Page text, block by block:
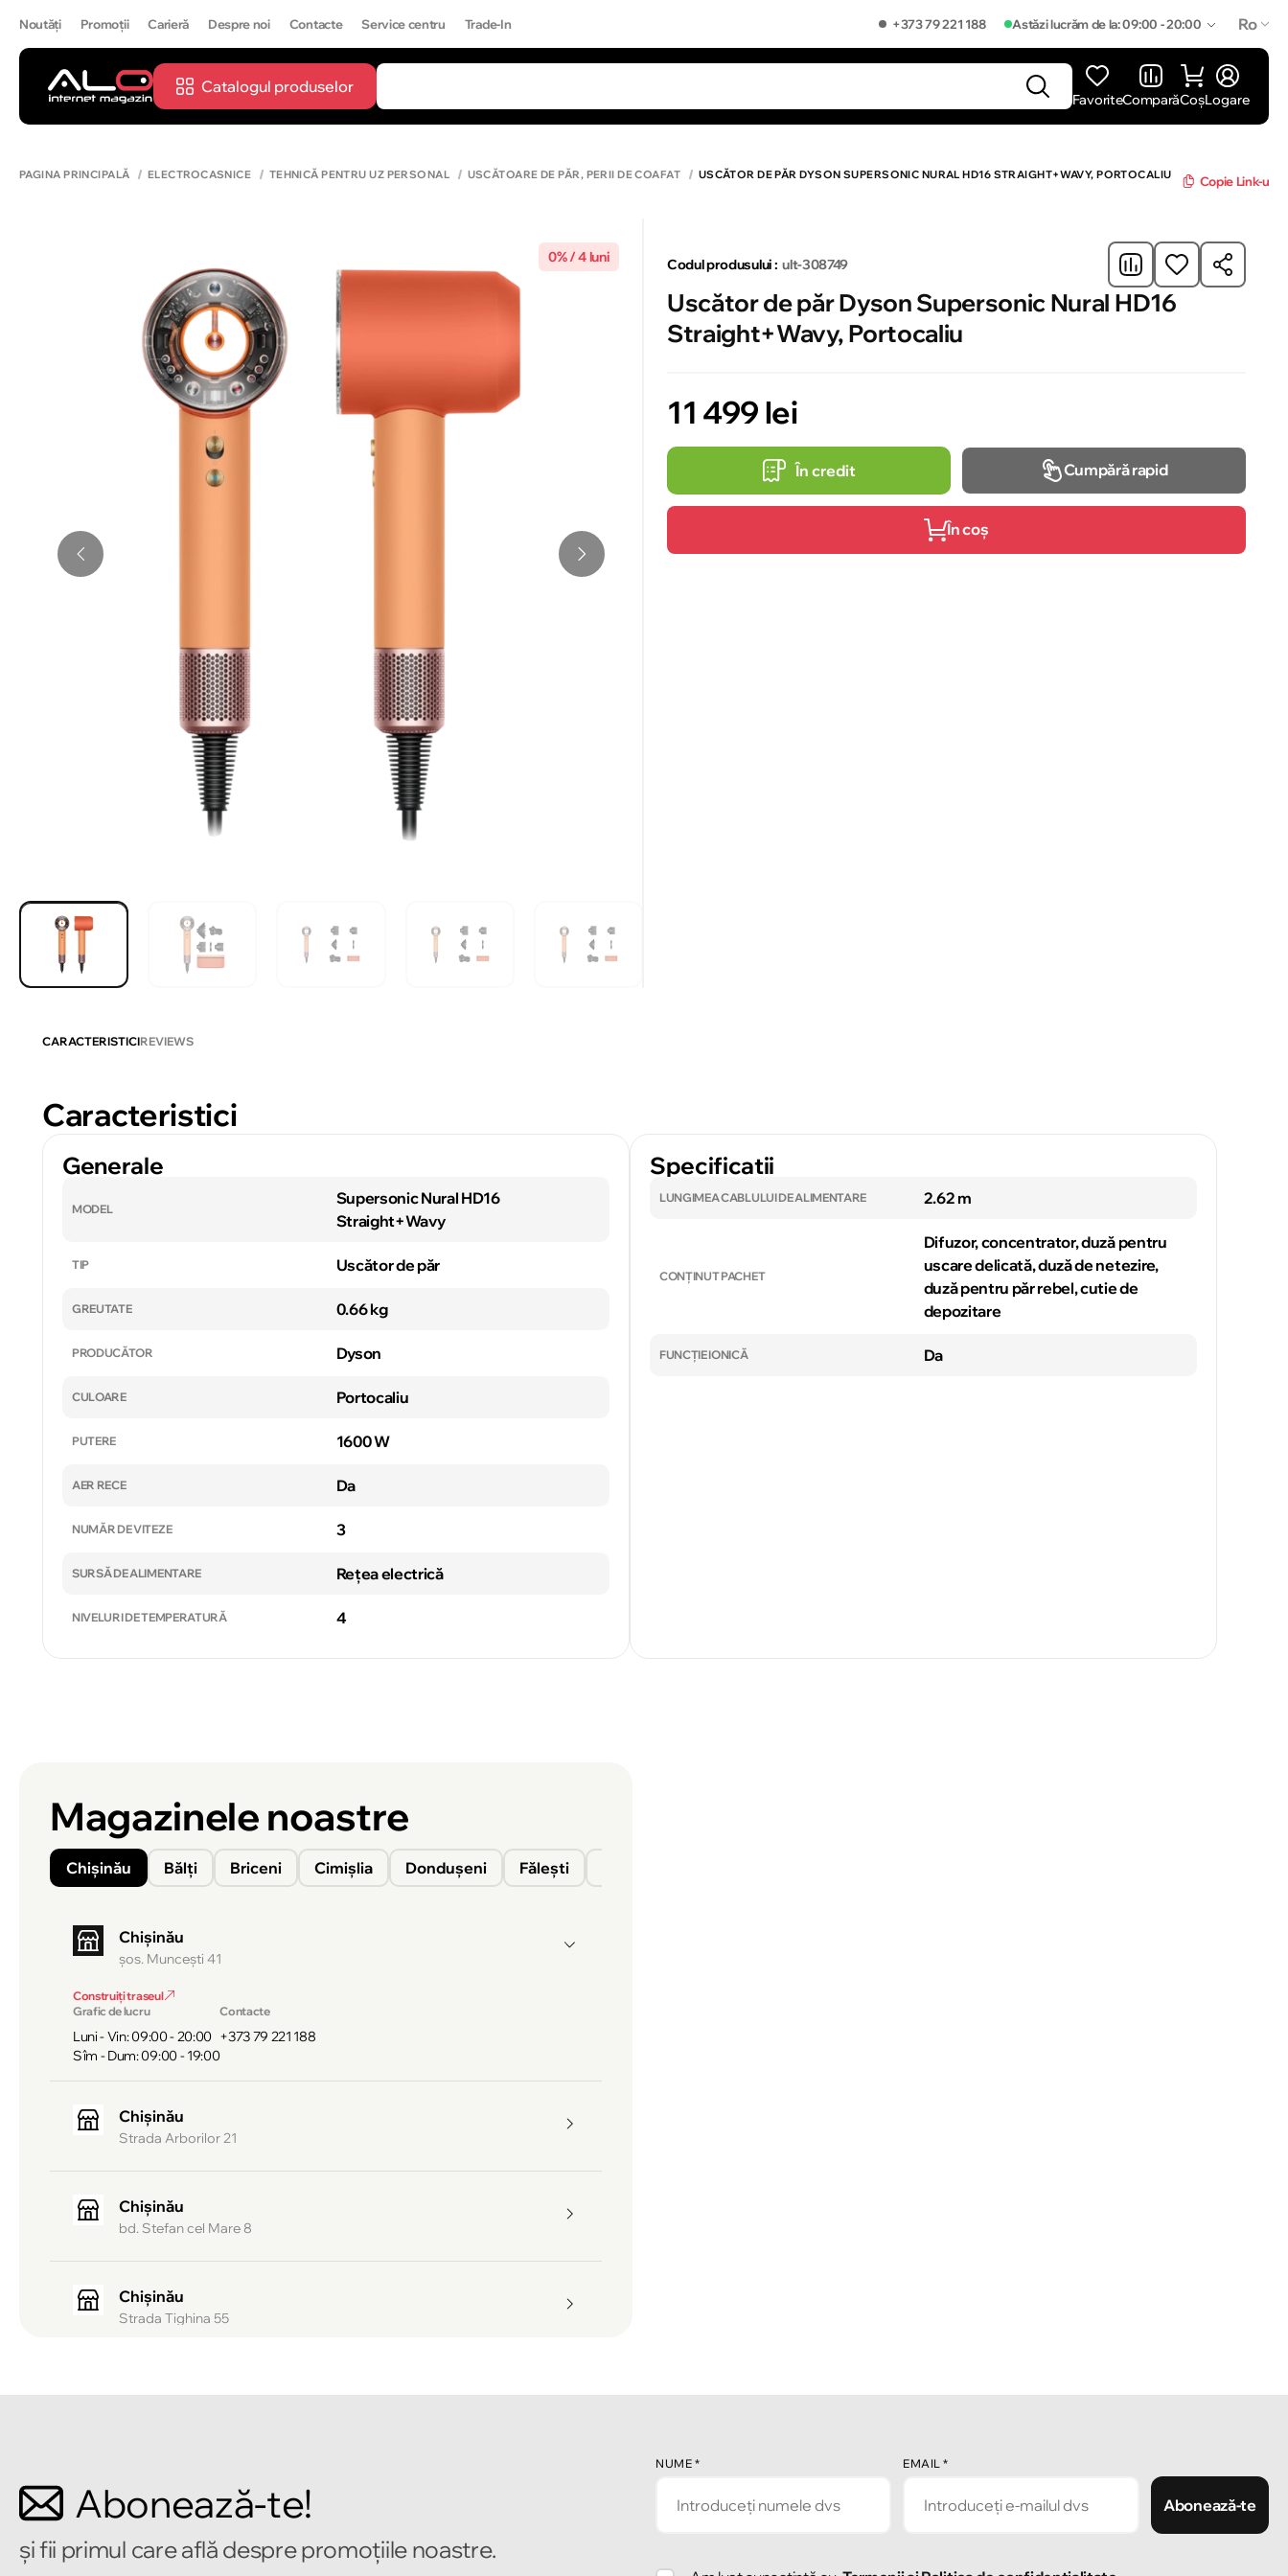
Noutăți Promoții Carieră Despre noi Contacte Service centru Trade-In +373 79 221 188 Astăzi lucrăm de la: 09:00 - 20:00 Ro
Catalogul produselor
FavoriteComparăCoșLogare
PAGINA PRINCIPALĂ ELECTROCASNICE TEHNICĂ PENTRU UZ PERSONAL USCĂTOARE DE PĂR, PERII DE COAFAT USCĂTOR DE PĂR DYSON SUPERSONIC NURAL HD16 STRAIGHT+WAVY, PORTOCALIU Copie Link-ul
0% / 4 luni Codul produsului : ult-308749
Uscător de păr Dyson Supersonic Nural HD16
Straight+Wavy, Portocaliu
11 499 lei
În credit Cumpără rapid
În coș
CARACTERISTICIREVIEWS
Caracteristici
Generale
MODEL
Supersonic Nural HD16
Straight+Wavy
TIP Uscător de păr
GREUTATE 0.66 kg
PRODUCĂTOR Dyson
CULOARE Portocaliu
PUTERE 1600 W
AER RECE Da
NUMĂR DE VITEZE 3
SURSĂ DE ALIMENTARE Rețea electrică
NIVELURI DE TEMPERATURĂ 4
Specificatii
LUNGIMEA CABLULUI DE ALIMENTARE 2.62 m
CONȚINUT PACHET
Difuzor, concentrator, duză pentru
uscare delicată, duză de netezire,
duză pentru păr rebel, cutie de
depozitare
FUNCȚIE IONICĂ Da
Magazinele noastre
Chișinău Bălți Briceni Cimișlia Donduşeni Fălești
Chișinău
şos. Munceşti 41
Construiți traseul
Grafic de lucru
Luni - Vin: 09:00 - 20:00
Sîm - Dum: 09:00 - 19:00
Contacte
+373 79 221 188
Chișinău
Strada Arborilor 21
Chișinău
bd. Stefan cel Mare 8
Chișinău
Strada Tighina 55
Strada Alecu Russo 1
Abonează-te!
și fii primul care află despre promoțiile noastre.
NUME * EMAIL*
Abonează-te